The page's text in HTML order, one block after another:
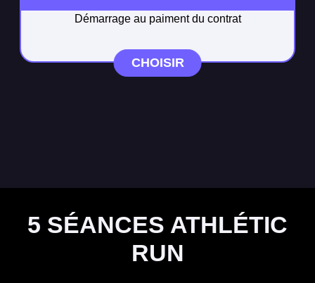
Démarrage au paiment du contrat
CHOISIR
5 SÉANCES ATHLÉTIC
RUN